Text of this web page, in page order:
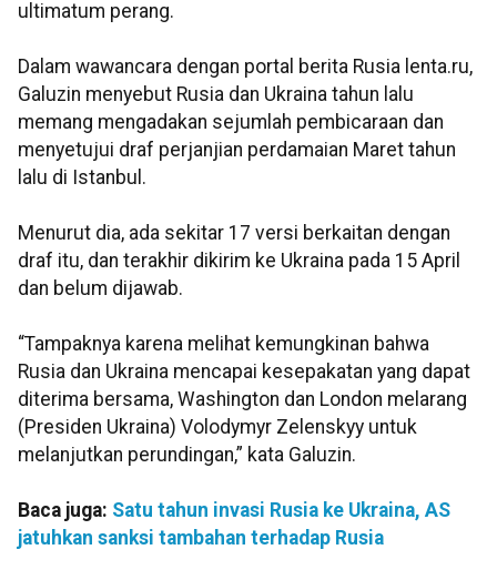
ultimatum perang.
Dalam wawancara dengan portal berita Rusia lenta.ru,
Galuzin menyebut Rusia dan Ukraina tahun lalu
memang mengadakan sejumlah pembicaraan dan
menyetujui draf perjanjian perdamaian Maret tahun
lalu di Istanbul.
Menurut dia, ada sekitar 17 versi berkaitan dengan
draf itu, dan terakhir dikirim ke Ukraina pada 15 April
dan belum dijawab.
“Tampaknya karena melihat kemungkinan bahwa
Rusia dan Ukraina mencapai kesepakatan yang dapat
diterima bersama, Washington dan London melarang
(Presiden Ukraina) Volodymyr Zelenskyy untuk
melanjutkan perundingan,” kata Galuzin.
Baca juga: Satu tahun invasi Rusia ke Ukraina, AS
jatuhkan sanksi tambahan terhadap Rusia